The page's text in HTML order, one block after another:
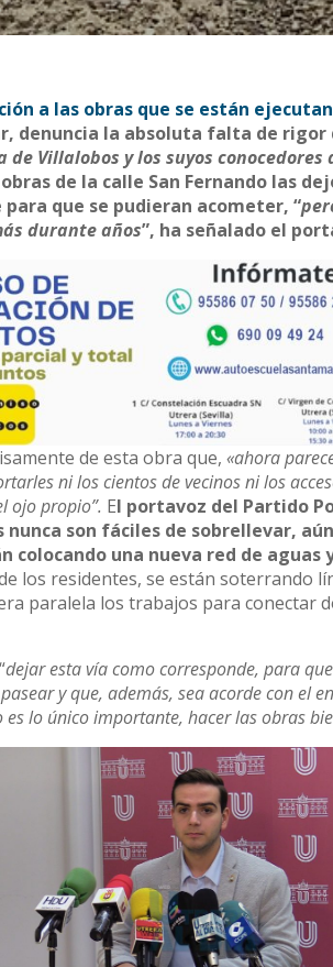
a las obras que se están
denuncia la absoluta falta de rigor
Villalobos y los suyos conocedores
de la calle San Fernando las
que se pudieran acometer, “
durante años”, ha señalado el
de esta obra que, «ahora
ni los cientos de vecinos ni los
ojo propio”. El portavoz del Partido
son fáciles de sobrellevar,
colocando una nueva red de aguas
los residentes, se están soterrando
paralela los trabajos para conectar
dejar esta vía como corresponde, para
y que, además, sea acorde con el
lo único importante, hacer las obras